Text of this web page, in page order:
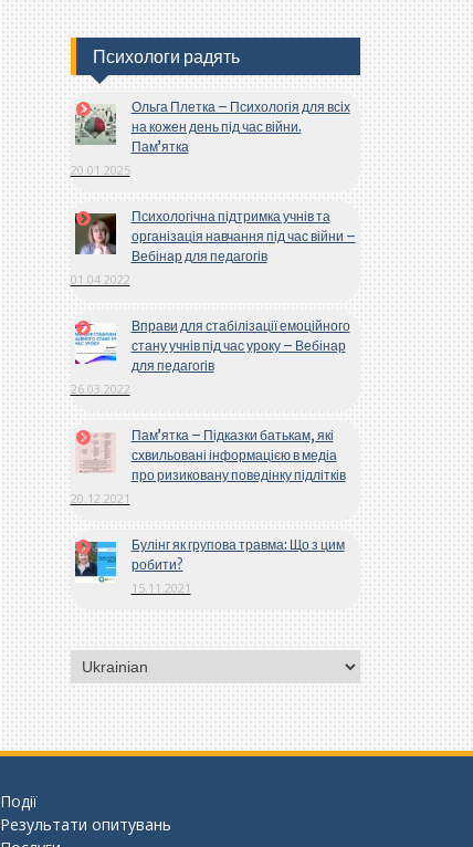
Психологи радять
Ольга Плетка – Психологія для всіх
на кожен день під час війни.
Пам’ятка
20.01.2025
Психологічна підтримка учнів та
організація навчання під час війни –
Вебінар для педагогів
01.04.2022
Вправи для стабілізації емоційного
стану учнів під час уроку – Вебінар
для педагогів
26.03.2022
Пам’ятка – Підказки батькам, які
схвильовані інформацією в медіа
про ризиковану поведінку підлітків
20.12.2021
Булінг як групова травма: Що з цим
робити?
15.11.2021
Вибрати
мову
Події
Результати опитувань